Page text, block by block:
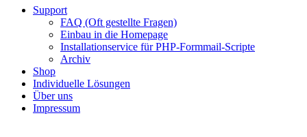
Support
FAQ (Oft gestellte Fragen)
Einbau in die Homepage
Installationservice für PHP-Formmail-Scripte
Archiv
Shop
Individuelle Lösungen
Über uns
Impressum